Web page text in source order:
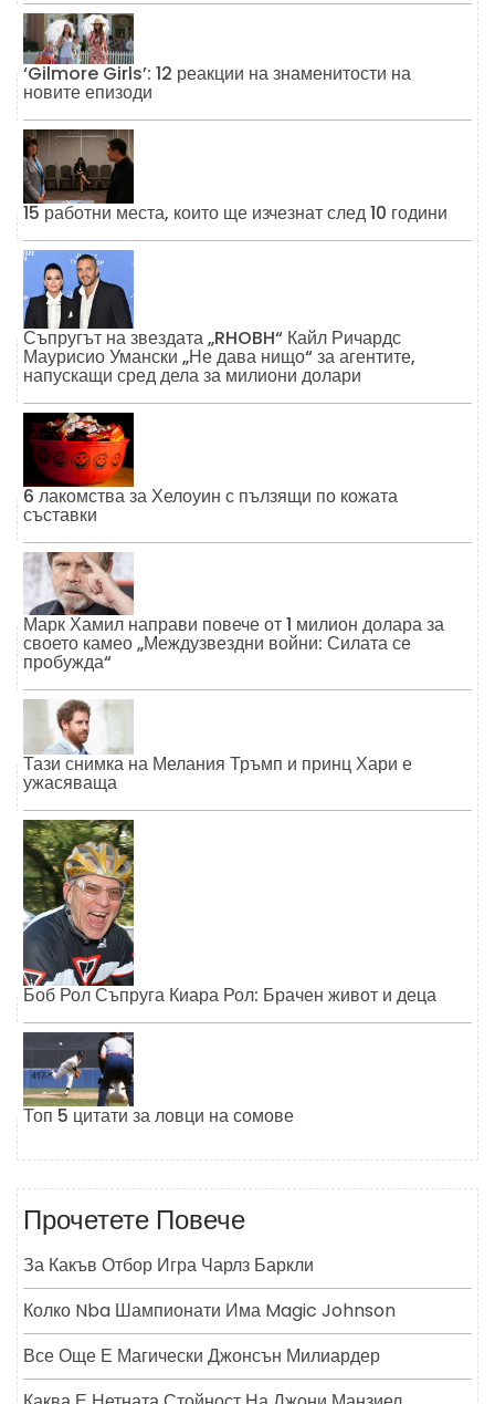
‘Gilmore Girls’: 12 реакции на знаменитости на
новите епизоди
15 работни места, които ще изчезнат след 10 години
Съпругът на звездата „RHOBH“ Кайл Ричардс
Маурисио Умански „Не дава нищо“ за агентите,
напускащи сред дела за милиони долари
6 лакомства за Хелоуин с пълзящи по кожата
съставки
Марк Хамил направи повече от 1 милион долара за
своето камео „Междузвездни войни: Силата се
пробужда“
Тази снимка на Мелания Тръмп и принц Хари е
ужасяваща
Боб Рол Съпруга Киара Рол: Брачен живот и деца
Топ 5 цитати за ловци на сомове
Прочетете Повече
За Какъв Отбор Игра Чарлз Баркли
Колко Nba Шампионати Има Magic Johnson
Все Още Е Магически Джонсън Милиардер